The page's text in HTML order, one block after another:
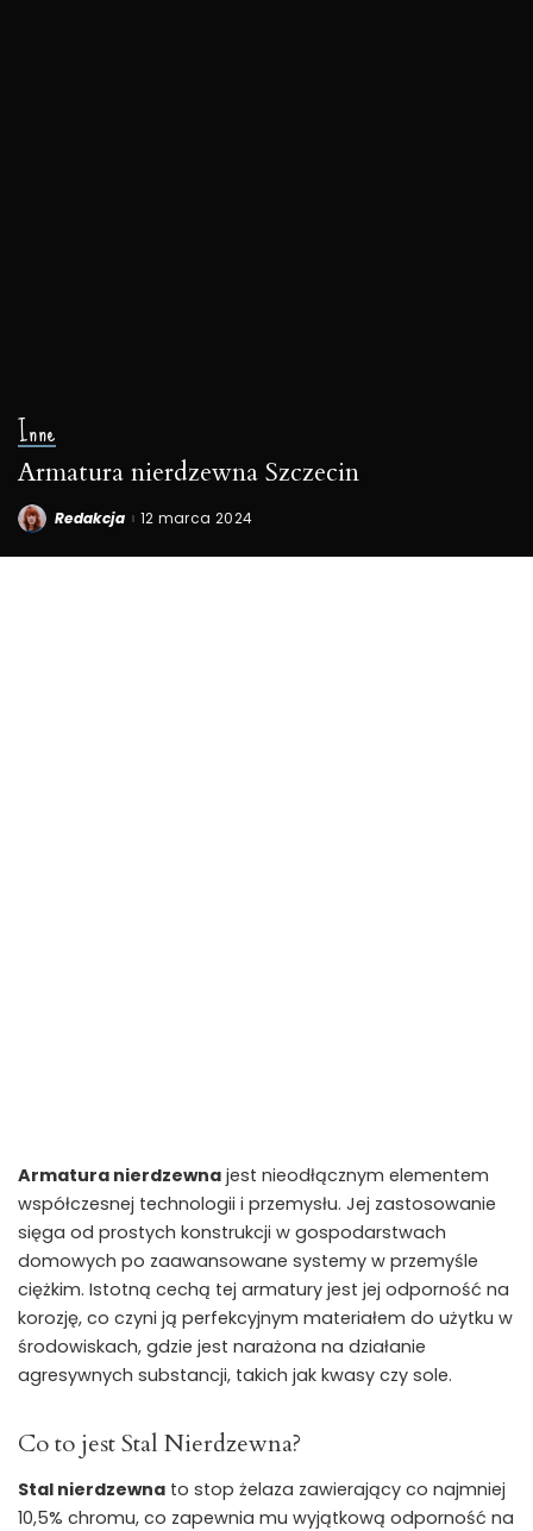
Inne
Armatura nierdzewna Szczecin
Posted
Redakcja 12 marca 2024
Armatura nierdzewna jest nieodłącznym elementem
współczesnej technologii i przemysłu. Jej zastosowanie
sięga od prostych konstrukcji w gospodarstwach
domowych po zaawansowane systemy w przemyśle
ciężkim. Istotną cechą tej armatury jest jej odporność na
korozję, co czyni ją perfekcyjnym materiałem do użytku w
środowiskach, gdzie jest narażona na działanie
agresywnych substancji, takich jak kwasy czy sole.
Co to jest Stal Nierdzewna?
Stal nierdzewna to stop żelaza zawierający co najmniej
10,5% chromu, co zapewnia mu wyjątkową odporność na